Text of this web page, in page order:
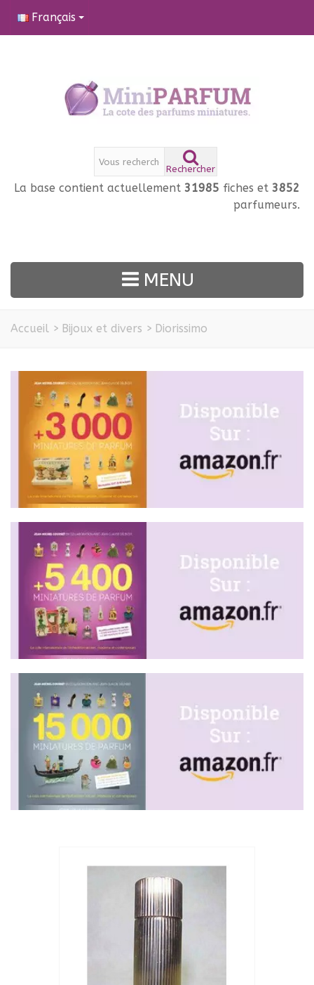
Français
Rechercher
La base contient actuellement 31985 fiches et 3852
parfumeurs.
MENU
Accueil > Bijoux et divers > Diorissimo